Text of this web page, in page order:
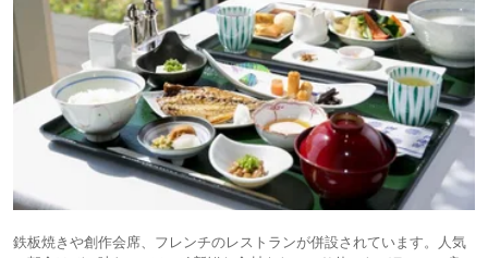
鉄板焼きや創作会席、フレンチのレストランが併設されています。人気